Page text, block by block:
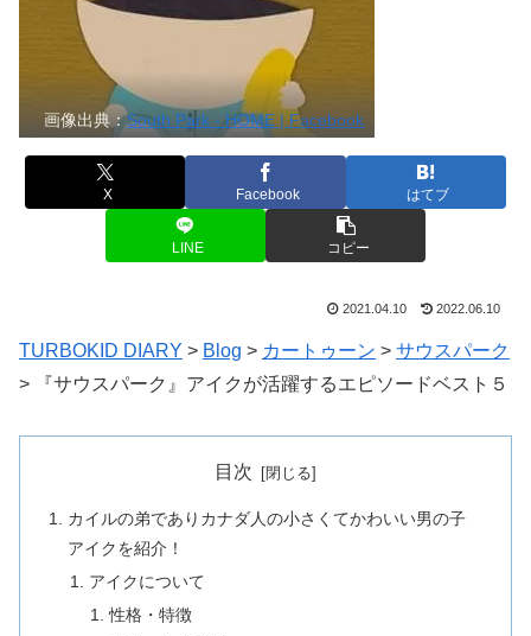
画像出典：South Park - HOME | Facebook
X Facebook はてブ
LINE コピー
2021.04.10 2022.06.10
TURBOKID DIARY > Blog > カートゥーン > サウスパーク
>
『サウスパーク』アイクが活躍するエピソードベスト５
目次
カイルの弟でありカナダ人の小さくてかわいい男の子
アイクを紹介！
アイクについて
性格・特徴